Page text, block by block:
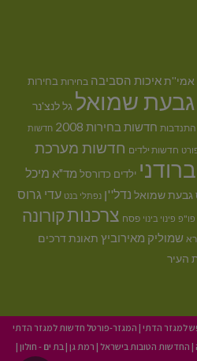
אמי''תאיכות הסביבה בחירות בחירות
גבעת שמואל גל לנצ'נר
התנדבות חדשות בחירות 2008 חדשות
חדשות ילדים חדשות מערכת
ברודני ילדים כדורסל מד"א מיכל
גבעת שמואל נדל''ן נפתלי בנט עדי גרוס
פו"פ פינוי בינוי פסח צרכנותקורונה
שמוליק מאירוביץ תאונת דרכים
העיר
למגזר הדתי | המגזר-פורטל חדשות למגזר הדתי
| החדשות הטובות בישראל | רמת גן |בת ים - חולון |